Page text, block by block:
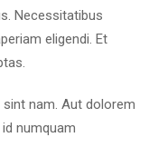
Necessitatibus
eligendi. Et
nam. Aut dolorem
numquam